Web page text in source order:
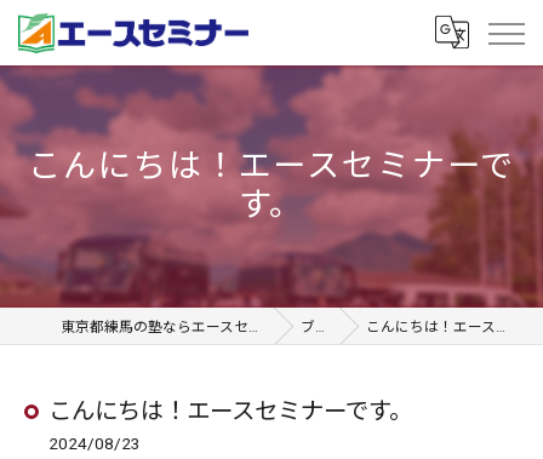
こんにちは！エースセミナーで
す。
東京都練馬の塾ならエースセミナー石神井本校 ブログ こんにちは！エースセミナーです。
こんにちは！エースセミナーです。
2024/08/23